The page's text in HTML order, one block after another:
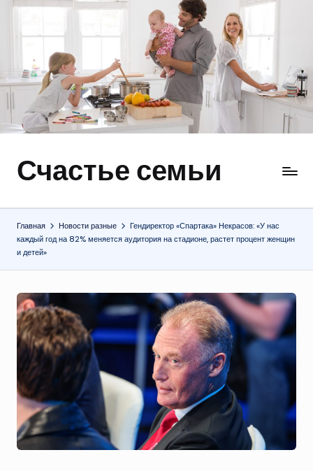
содержимому
Счастье семьи
Быт,
отношения
Главная Новости разные
Гендиректор «Спартака» Некрасов: «У нас
каждый год на 82% меняется аудитория на стадионе, растет процент женщин
и детей»